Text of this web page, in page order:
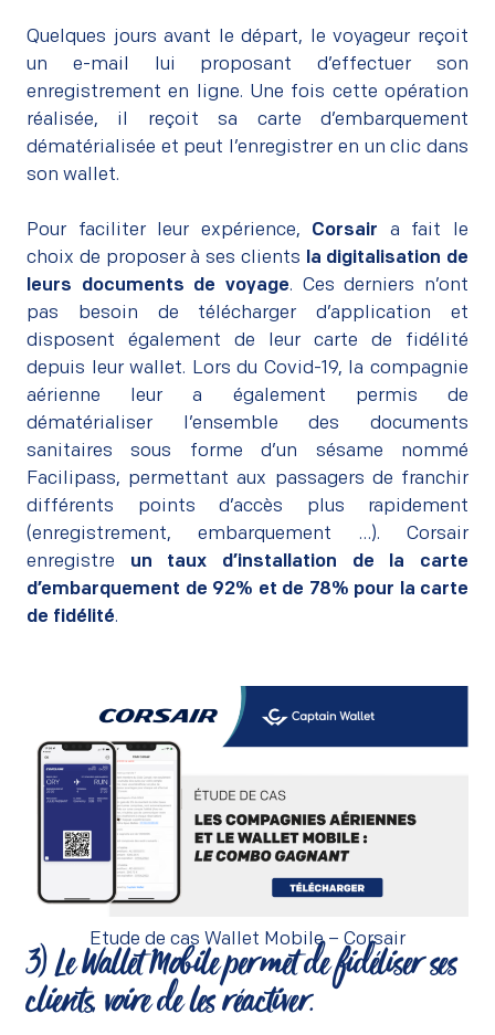
Quelques jours avant le départ, le voyageur reçoit
un e-mail lui proposant d’effectuer son
enregistrement en ligne. Une fois cette opération
réalisée, il reçoit sa carte d’embarquement
dématérialisée et peut l’enregistrer en un clic dans
son wallet.
Pour faciliter leur expérience,
Corsair a fait le
choix de proposer à ses clients
la digitalisation de
leurs documents de voyage. Ces derniers n’ont
pas besoin de télécharger d’application et
disposent également de leur carte de fidélité
depuis leur wallet. Lors du Covid-19, la compagnie
aérienne leur a également permis de
dématérialiser l’ensemble des documents
sanitaires sous forme d’un sésame nommé
Facilipass, permettant aux passagers de franchir
différents points d’accès plus rapidement
(enregistrement, embarquement …). Corsair
enregistre un taux d’installation de la carte
d’embarquement de 92% et de 78% pour la carte
de fidélité.
Etude de cas Wallet Mobile – Corsair
3)Le Wallet Mobile permet defidéliser ses
clients, voire de les réactiver.